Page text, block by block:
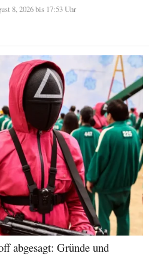
8, 2026 bis 17:53 Uhr
abgesagt: Gründe und